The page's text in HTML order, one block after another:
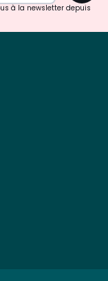
à la newsletter depuis